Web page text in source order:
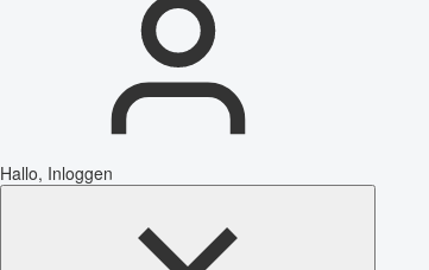
Hallo, Inloggen